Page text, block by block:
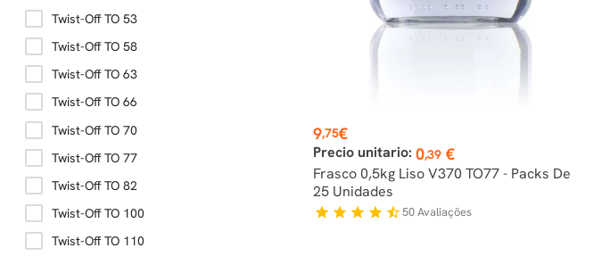
Twist-Off TO 53
Twist-Off TO 58
Twist-Off TO 63
Twist-Off TO 66
Twist-Off TO 70
Twist-Off TO 77
Twist-Off TO 82
Twist-Off TO 100
Twist-Off TO 110
Preço
9,75€
Precio unitario: 0,39 €
Frasco 0,5kg Liso V370 TO77 - Packs De
25 Unidades
star star star star star_half50Avaliações